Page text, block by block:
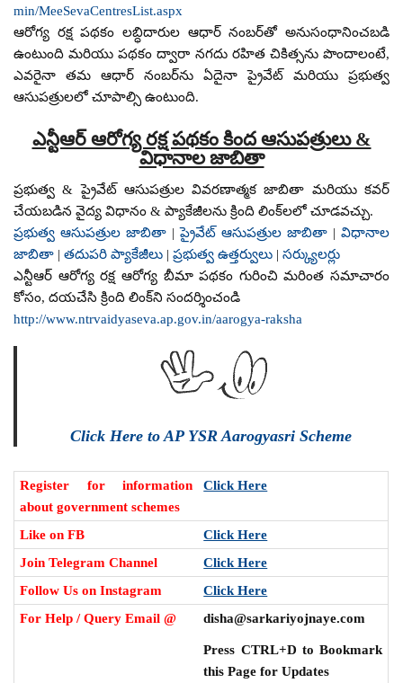
min/MeeSevaCentresList.aspx
ఆరోగ్య రక్ష పథకం లబ్ధిదారుల ఆధార్ నంబర్‌తో అనుసంధానించబడి
ఉంటుంది మరియు పథకం ద్వారా నగదు రహిత చికిత్సను పొందాలంటే,
ఎవరైనా తమ ఆధార్ నంబర్‌ను ఏదైనా ప్రైవేట్ మరియు ప్రభుత్వ
ఆసుపత్రులలో చూపాల్సి ఉంటుంది.
ఎన్టీఆర్ ఆరోగ్య రక్ష పథకం కింద ఆసుపత్రులు &
విధానాల జాబితా
ప్రభుత్వ & ప్రైవేట్ ఆసుపత్రుల వివరణాత్మక జాబితా మరియు కవర్
చేయబడిన వైద్య విధానం & ప్యాకేజీలను క్రింది లింక్‌లలో చూడవచ్చు.
ప్రభుత్వ ఆసుపత్రుల జాబితా |ప్రైవేట్ ఆసుపత్రుల జాబితా| విధానాల
జాబితా |తదుపరి ప్యాకేజీలు |ప్రభుత్వ ఉత్తర్వులు |సర్క్యులర్లు
ఎన్టీఆర్ ఆరోగ్య రక్ష ఆరోగ్య బీమా పథకం గురించి మరింత సమాచారం
కోసం, దయచేసి క్రింది లింక్‌ని సందర్శించండి
http://www.ntrvaidyaseva.ap.gov.in/aarogya-raksha
Click Here to AP YSR Aarogyasri Scheme
Register for information
about government schemes
Click Here
Like on FB
Click Here
Join Telegram Channel
Click Here
Follow Us on Instagram
Click Here
For Help / Query Email @
disha@sarkariyojnaye.com
Press CTRL+D to Bookmark
this Page for Updates